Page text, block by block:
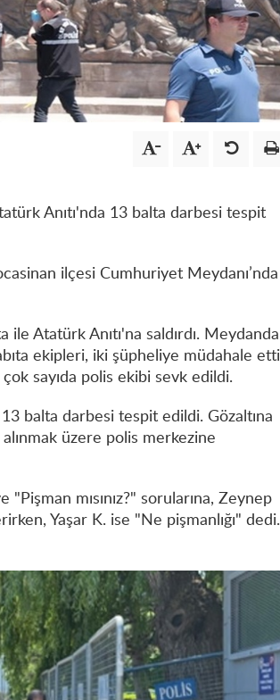
Anıtı'nda 13 balta darbesi tespit
ilçesi Cumhuriyet Meydanı’nda
Atatürk Anıtı'na saldırdı. Meydanda
ekipleri, iki şüpheliye müdahale etti
sayıda polis ekibi sevk edildi.
13 balta darbesi tespit edildi. Gözaltına
üzere polis merkezine
mısınız?" sorularına, Zeynep
Yaşar K. ise "Ne pişmanlığı" dedi.